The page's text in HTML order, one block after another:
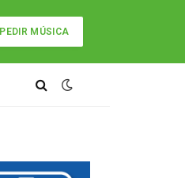
PEDIR MÚSICA